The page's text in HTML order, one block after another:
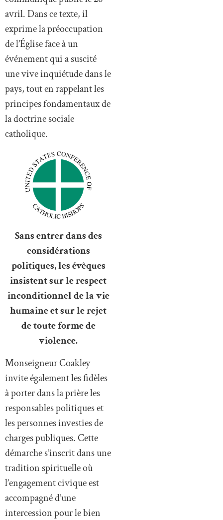
avril. Dans ce texte, il
exprime la préoccupation
de l’Église face à un
événement qui a suscité
une vive inquiétude dans le
pays, tout en rappelant les
principes fondamentaux de
la doctrine sociale
catholique.
Sans entrer dans des
considérations
politiques, les évêques
insistent sur le respect
inconditionnel de la vie
humaine et sur le rejet
de toute forme de
violence.
Monseigneur Coakley
invite également les fidèles
à porter dans la prière les
responsables politiques et
les personnes investies de
charges publiques. Cette
démarche s’inscrit dans une
tradition spirituelle où
l’engagement civique est
accompagné d’une
intercession pour le bien